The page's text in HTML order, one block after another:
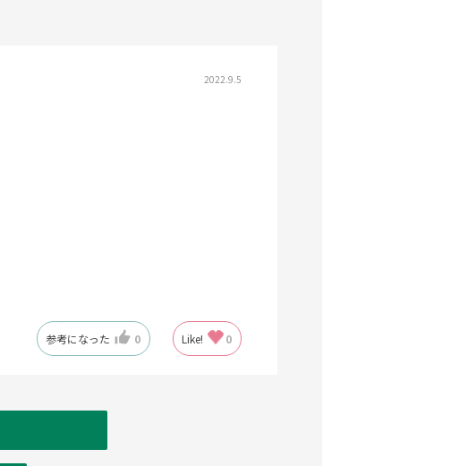
2022.9.5
参考になった 0 Like! 0